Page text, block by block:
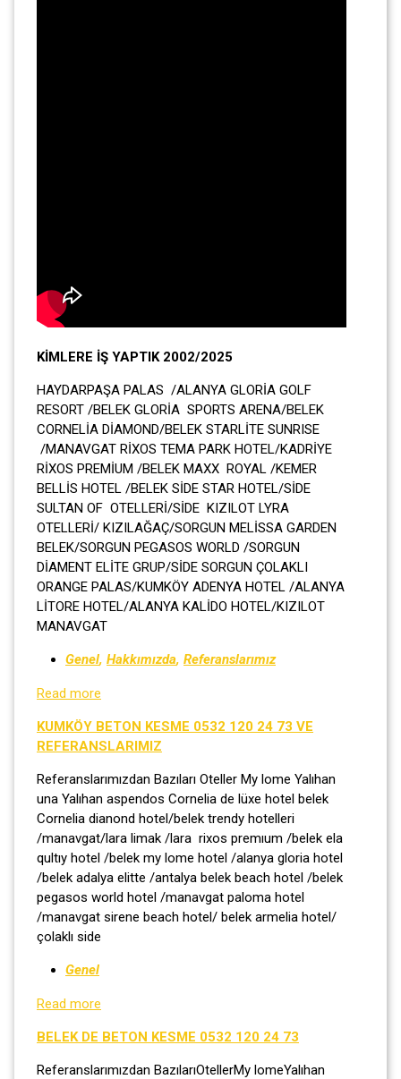
KİMLERE İŞ YAPTIK 2002/2025
HAYDARPAŞA PALAS /ALANYA GLORİA GOLF
RESORT /BELEK GLORİA SPORTS ARENA/BELEK
CORNELİA DİAMOND/BELEK STARLİTE SUNRISE
/MANAVGAT RİXOS TEMA PARK HOTEL/KADRİYE
RİXOS PREMİUM /BELEK MAXX ROYAL /KEMER
BELLİS HOTEL /BELEK SİDE STAR HOTEL/SİDE
SULTAN OF OTELLERİ/SİDE KIZILOT LYRA
OTELLERİ/ KIZILAĞAÇ/SORGUN MELİSSA GARDEN
BELEK/SORGUN PEGASOS WORLD /SORGUN
DİAMENT ELİTE GRUP/SİDE SORGUN ÇOLAKLI
ORANGE PALAS/KUMKÖY ADENYA HOTEL /ALANYA
LİTORE HOTEL/ALANYA KALİDO HOTEL/KIZILOT
MANAVGAT
Genel, Hakkımızda, Referanslarımız
Read more
KUMKÖY BETON KESME 0532 120 24 73 VE
REFERANSLARIMIZ
Referanslarımızdan Bazıları Oteller My lome Yalıhan
una Yalıhan aspendos Cornelia de lüxe hotel belek
Cornelia dianond hotel/belek trendy hotelleri
/manavgat/lara limak /lara rixos premıum /belek ela
qultıy hotel /belek my lome hotel /alanya gloria hotel
/belek adalya elitte /antalya belek beach hotel /belek
pegasos world hotel /manavgat paloma hotel
/manavgat sirene beach hotel/ belek armelia hotel/
çolaklı side
Genel
Read more
BELEK DE BETON KESME 0532 120 24 73
Referanslarımızdan BazılarıOtellerMy lomeYalıhan